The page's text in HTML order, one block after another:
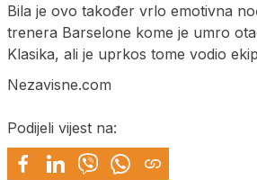
Bila je ovo također vrlo emotivna
trenera Barselone kome je umro
Klasika, ali je uprkos tome vodio
Nezavisne.com
Podijeli vijest na: